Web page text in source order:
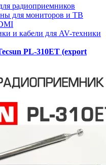
радиоприемников
для мониторов и ТВ
и кабели для AV-техники
PL-310ET (export